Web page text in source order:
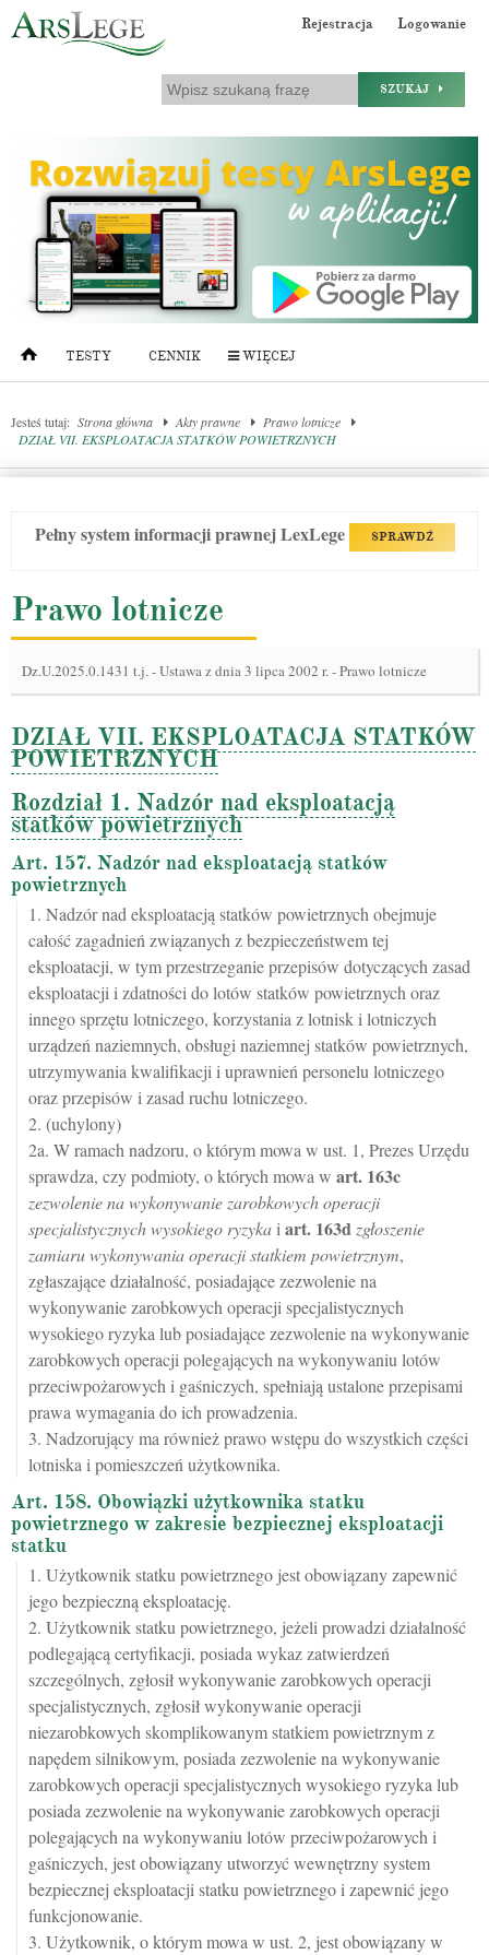
Rejestracja Logowanie
SZUKAJ
TESTY CENNIK WIĘCEJ
Jesteś tutaj: Strona główna Akty prawne
Prawo lotnicze
DZIAŁ VII. EKSPLOATACJA STATKÓW POWIETRZNYCH
Pełny system informacji prawnej LexLege SPRAWDŹ
Prawo lotnicze
Dz.U.2025.0.1431 t.j.-Ustawa z dnia 3 lipca 2002 r. - Prawo lotnicze
DZIAŁ VII. EKSPLOATACJA STATKÓW
POWIETRZNYCH
Rozdział 1. Nadzór nad eksploatacją
statków powietrznych
Art. 157. Nadzór nad eksploatacją statków
powietrznych
1. Nadzór nad eksploatacją statków powietrznych obejmuje
całość zagadnień związanych z bezpieczeństwem tej
eksploatacji, w tym przestrzeganie przepisów dotyczących zasad
eksploatacji i zdatności do lotów statków powietrznych oraz
innego sprzętu lotniczego, korzystania z lotnisk i lotniczych
urządzeń naziemnych, obsługi naziemnej statków powietrznych,
utrzymywania kwalifikacji i uprawnień personelu lotniczego
oraz przepisów i zasad ruchu lotniczego.
2. (uchylony)
2a. W ramach nadzoru, o którym mowa w ust. 1, Prezes Urzędu
sprawdza, czy podmioty, o których mowa w art. 163c
zezwolenie na wykonywanie zarobkowych operacji
specjalistycznych wysokiego ryzyka i art. 163d zgłoszenie
zamiaru wykonywania operacji statkiem powietrznym,
zgłaszające działalność, posiadające zezwolenie na
wykonywanie zarobkowych operacji specjalistycznych
wysokiego ryzyka lub posiadające zezwolenie na wykonywanie
zarobkowych operacji polegających na wykonywaniu lotów
przeciwpożarowych i gaśniczych, spełniają ustalone przepisami
prawa wymagania do ich prowadzenia.
3. Nadzorujący ma również prawo wstępu do wszystkich części
lotniska i pomieszczeń użytkownika.
Art. 158. Obowiązki użytkownika statku
powietrznego w zakresie bezpiecznej eksploatacji
statku
1. Użytkownik statku powietrznego jest obowiązany zapewnić
jego bezpieczną eksploatację.
2. Użytkownik statku powietrznego, jeżeli prowadzi działalność
podlegającą certyfikacji, posiada wykaz zatwierdzeń
szczególnych, zgłosił wykonywanie zarobkowych operacji
specjalistycznych, zgłosił wykonywanie operacji
niezarobkowych skomplikowanym statkiem powietrznym z
napędem silnikowym, posiada zezwolenie na wykonywanie
zarobkowych operacji specjalistycznych wysokiego ryzyka lub
posiada zezwolenie na wykonywanie zarobkowych operacji
polegających na wykonywaniu lotów przeciwpożarowych i
gaśniczych, jest obowiązany utworzyć wewnętrzny system
bezpiecznej eksploatacji statku powietrznego i zapewnić jego
funkcjonowanie.
3. Użytkownik, o którym mowa w ust. 2, jest obowiązany w